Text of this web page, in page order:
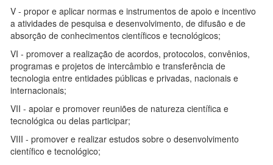
V - propor e aplicar normas e instrumentos de apoio e incentivo
a atividades de pesquisa e desenvolvimento, de difusão e de
absorção de conhecimentos científicos e tecnológicos;
VI - promover a realização de acordos, protocolos, convênios,
programas e projetos de intercâmbio e transferência de
tecnologia entre entidades públicas e privadas, nacionais e
internacionais;
VII - apoiar e promover reuniões de natureza científica e
tecnológica ou delas participar;
VIII - promover e realizar estudos sobre o desenvolvimento
científico e tecnológico;